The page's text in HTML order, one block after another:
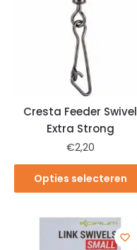
Cresta Feeder Swivel
Extra Strong
€2,20
Opties selecteren